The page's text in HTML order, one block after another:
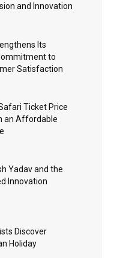
and Innovation
Its
to
Satisfaction
Ticket Price
an Affordable
Yadav and the
Innovation
Discover
Holiday